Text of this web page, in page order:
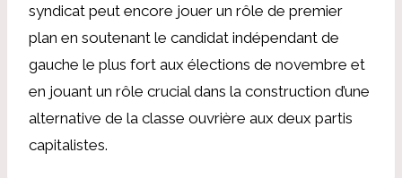
syndicat peut encore jouer un rôle de premier
plan en soutenant le candidat indépendant de
gauche le plus fort aux élections de novembre et
en jouant un rôle crucial dans la construction d’une
alternative de la classe ouvrière aux deux partis
capitalistes.